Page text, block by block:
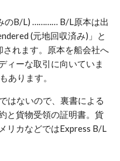
のB/L) ………… B/L原本は出
(元地回収済み)」と
れます。原本を船会社へ
ィーな取引に向いていま
あります。
はないので、裏書による
と貨物受領の証明書。貨
リカなどではExpress B/L